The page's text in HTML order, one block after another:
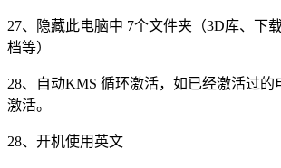
27、隐藏此电脑中 7个文件夹（3D库、下
档等）
28、自动KMS 循环激活，如已经激活过的
激活。
28、开机使用英文